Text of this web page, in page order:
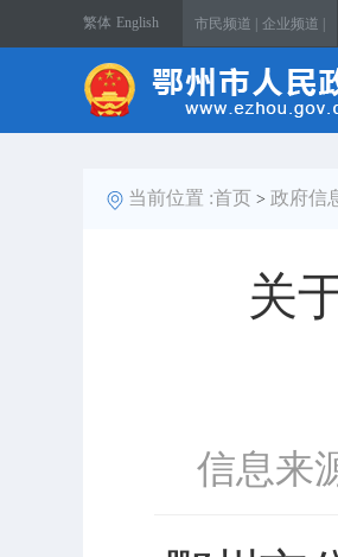
繁体 English 市民频道 | 企业频道 |
当前位置 :首页 > 政府信
关
信息来